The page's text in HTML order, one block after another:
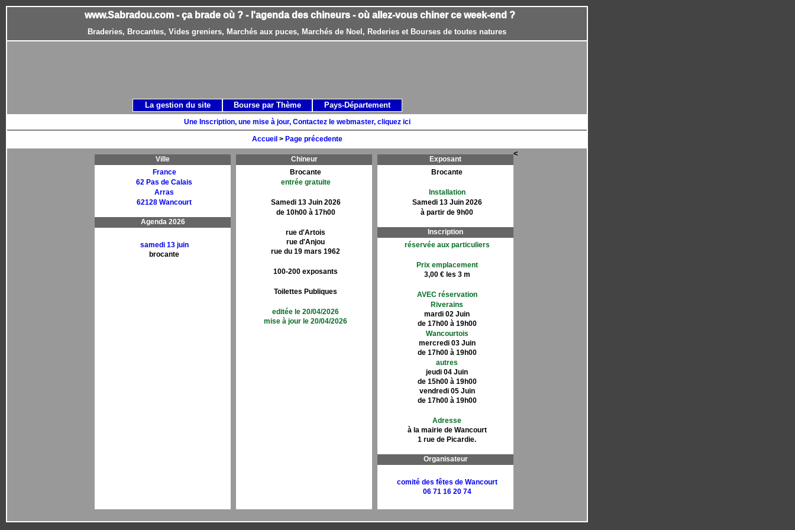
www.Sabradou.com - ça brade où ? - l'agenda des chineurs - où allez-vous chiner ce week-end ?
Braderies, Brocantes, Vides greniers, Marchés aux puces, Marchés de Noel, Rederies et Bourses de toutes natures
Une Inscription, une mise à jour, Contactez le webmaster, cliquez ici
Accueil > Page précedente
<
Ville
France
62 Pas de Calais
Arras
62128 Wancourt
Agenda 2026
samedi 13 juin
brocante
Chineur
Brocante
entrée gratuite
Samedi 13 Juin 2026
de 10h00 à 17h00
rue d'Artois
rue d'Anjou
rue du 19 mars 1962
100-200 exposants
Toilettes Publiques
editée le 20/04/2026
mise à jour le 20/04/2026
Exposant
Brocante
Installation
Samedi 13 Juin 2026
à partir de 9h00
Inscription
réservée aux particuliers
Prix emplacement
3,00 € les 3 m
AVEC réservation
Riverains
mardi 02 Juin
de 17h00 à 19h00
Wancourtois
mercredi 03 Juin
de 17h00 à 19h00
autres
jeudi 04 Juin
de 15h00 à 19h00
vendredi 05 Juin
de 17h00 à 19h00
Adresse
à la mairie de Wancourt
1 rue de Picardie.
Organisateur
comité des fêtes de Wancourt
06 71 16 20 74
La gestion du site Bourse par Thème Pays-Département